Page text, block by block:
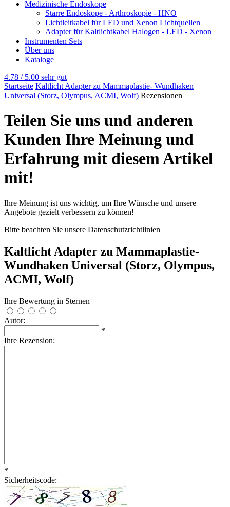
Medizinische Endoskope
Starre Endoskope - Arthroskopie - HNO
Lichtleitkabel für LED und Xenon Lichtquellen
Adapter für Kaltlichtkabel Halogen - LED - Xenon
Instrumenten Sets
Über uns
Kataloge
4.78 / 5.00 sehr gut
Startseite Kaltlicht Adapter zu Mammaplastie- Wundhaken
Universal (Storz, Olympus, ACMI, Wolf) Rezensionen
Teilen Sie uns und anderen
Kunden Ihre Meinung und
Erfahrung mit diesem Artikel
mit!
Ihre Meinung ist uns wichtig, um Ihre Wünsche und unsere
Angebote gezielt verbessern zu können!
Bitte beachten Sie unsere Datenschutzrichtlinien
Kaltlicht Adapter zu Mammaplastie-
Wundhaken Universal (Storz, Olympus,
ACMI, Wolf)
Ihre Bewertung in Sternen
Autor:
*
Ihre Rezension:
*
Sicherheitscode: